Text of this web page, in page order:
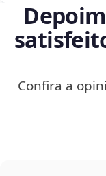
Confira a